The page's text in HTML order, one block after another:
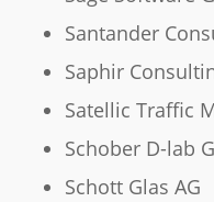
Santander
Saphir
Satellic Traffic
Schober D-lab
Schott Glas AG